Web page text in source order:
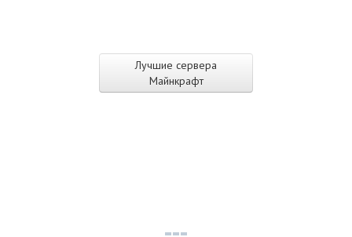
Лучшие сервера
Майнкрафт